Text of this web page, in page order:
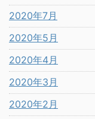
2020年7月
2020年5月
2020年4月
2020年3月
2020年2月